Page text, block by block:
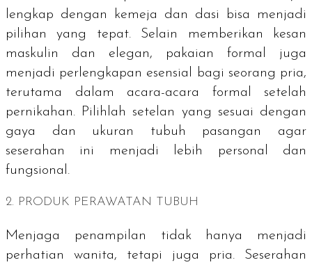
lengkap dengan kemeja dan dasi bisa menjadi
pilihan yang tepat. Selain memberikan kesan
maskulin dan elegan, pakaian formal juga
menjadi perlengkapan esensial bagi seorang pria,
terutama dalam acara-acara formal setelah
pernikahan. Pilihlah setelan yang sesuai dengan
gaya dan ukuran tubuh pasangan agar
seserahan ini menjadi lebih personal dan
fungsional.
2. PRODUK PERAWATAN TUBUH
Menjaga penampilan tidak hanya menjadi
perhatian wanita, tetapi juga pria. Seserahan